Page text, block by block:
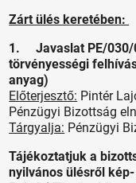
Zárt ülés keretében:
1. Javaslat PE/030/
törvényességi
anyag)
Előterjesztő: Pintér
Pénzügyi Bizottság
Tárgyalja: Pénzügyi
Tájékoztatjuk a
nyilvános ülésről